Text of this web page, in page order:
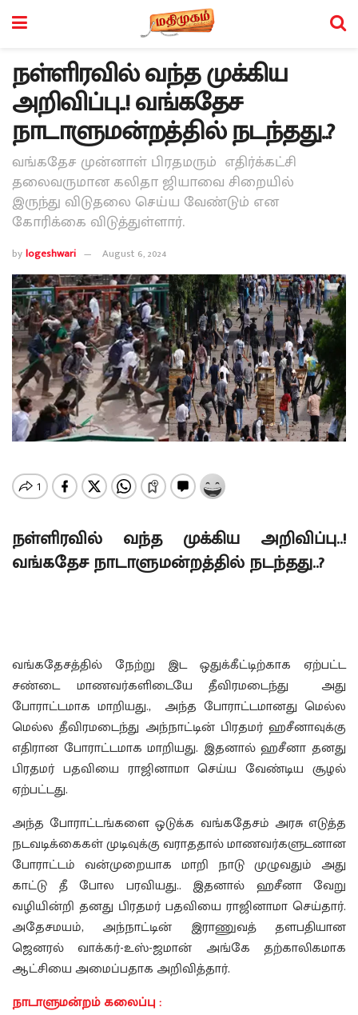
நள்ளிரவில் வந்த முக்கிய
அறிவிப்பு..! வங்கதேச
நாடாளுமன்றத்தில் நடந்தது..?
வங்கதேச முன்னாள் பிரதமரும் எதிர்க்கட்சி
தலைவருமான கலிதா ஜியாவை சிறையில்
இருந்து விடுதலை செய்ய வேண்டும் என
கோரிக்கை விடுத்துள்ளார்.
bylogeshwari August 6, 2024
நள்ளிரவில் வந்த முக்கிய அறிவிப்பு..!
வங்கதேச நாடாளுமன்றத்தில் நடந்தது..?
வங்கதேசத்தில் நேற்று இட ஒதுக்கீட்டிற்காக ஏற்பட்ட
சண்டை மாணவர்களிடையே தீவிரமடைந்து அது
போராட்டமாக மாறியது., அந்த போராட்டமானது மெல்ல
மெல்ல தீவிரமடைந்து அந்நாட்டின் பிரதமர் ஹசீனாவுக்கு
எதிரான போராட்டமாக மாறியது. இதனால் ஹசீனா தனது
பிரதமர் பதவியை ராஜினாமா செய்ய வேண்டிய சூழல்
ஏற்பட்டது.
அந்த போராட்டங்களை ஒடுக்க வங்கதேசம் அரசு எடுத்த
நடவடிக்கைகள் முடிவுக்கு வராததால் மாணவர்களுடனான
போராட்டம் வன்முறையாக மாறி நாடு முழுவதும் அது
காட்டு தீ போல பரவியது.. இதனால் ஹசீனா வேறு
வழியின்றி தனது பிரதமர் பதவியை ராஜினாமா செய்தார்.
அதேசமயம், அந்நாட்டின் இராணுவத் தளபதியான
ஜெனரல் வாக்கர்-உஸ்-ஜமான் அங்கே தற்காலிகமாக
ஆட்சியை அமைப்பதாக அறிவித்தார்.
நாடாளுமன்றம் கலைப்பு :